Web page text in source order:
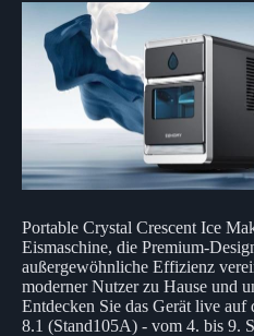
Portable Crystal Crescent Ice
Eismaschine, die Premium-
außergewöhnliche Effizienz
moderner Nutzer zu Hause und
Entdecken Sie das Gerät live
8.1 (Stand105A) - vom 4. bis 9.